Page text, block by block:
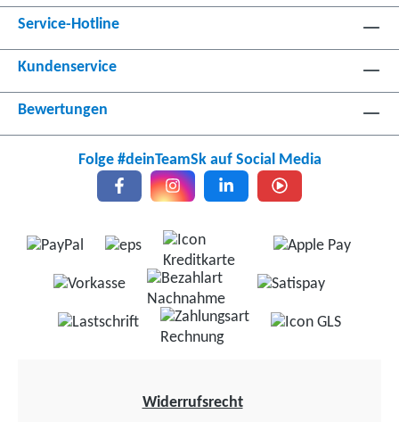
Service-Hotline
Kundenservice
Bewertungen
Folge #deinTeamSk auf Social Media
Widerrufsrecht